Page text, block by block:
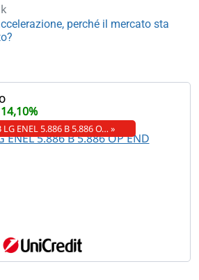
perché il mercato sta
LG ENEL 5.886 B 5.886 O… »